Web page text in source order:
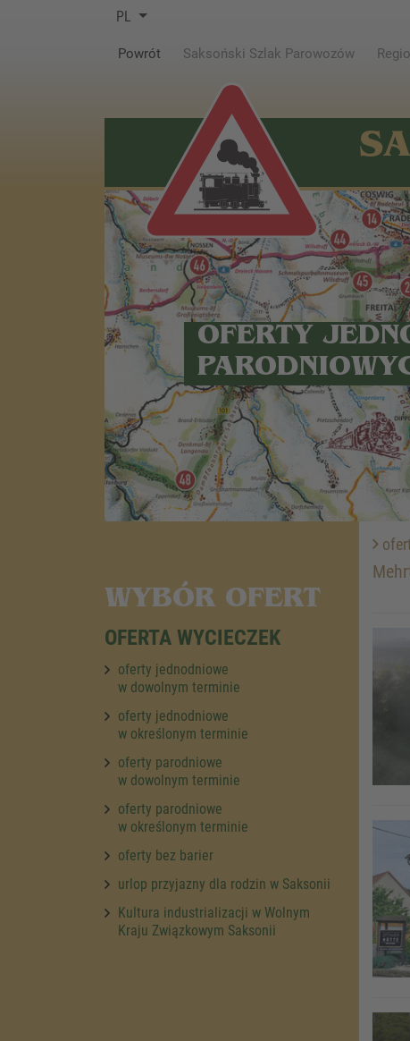
PL
Powrót (current)
Saksoński Szlak Parowozów
OFERTY
WYBÓR OFERT
OFERTA WYCIECZEK
oferty jednodniowe
w dowolnym terminie
oferty jednodniowe
w określonym terminie
oferty parodniowe
w dowolnym terminie
oferty parodniowe
w określonym terminie
oferty bez barier
urlop przyjazny dla rodzin w Saksonii
Kultura industrializacji w Wolnym
Kraju Związkowym Saksonii